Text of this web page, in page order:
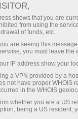
06 Aug
- 6 August 2026 1 year /
shows that you are
from using the
of funds, etc.
are seeing this
you must leave
IP address show your
a VPN provided by a
not have proper WHOIS
in the WHOIS
whether you are a US
being a US resident,